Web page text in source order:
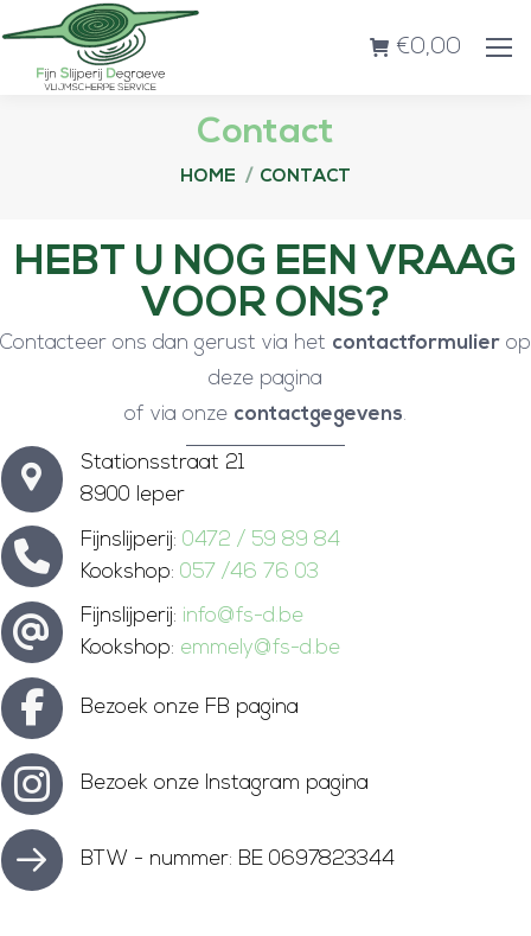
€0,00
Contact
Je bent hier:
HOME CONTACT
HEBT U NOG EEN VRAAG
VOOR ONS?
Contacteer ons dan gerust via het contactformulier op
deze pagina
of via onze contactgegevens.
Stationsstraat 21
8900 Ieper
Fijnslijperij: 0472 / 59 89 84
Kookshop: 057 /46 76 03
Fijnslijperij: info@fs-d.be
Kookshop: emmely@fs-d.be
Bezoek onze FB pagina
Bezoek onze Instagram pagina
BTW - nummer: BE 0697823344